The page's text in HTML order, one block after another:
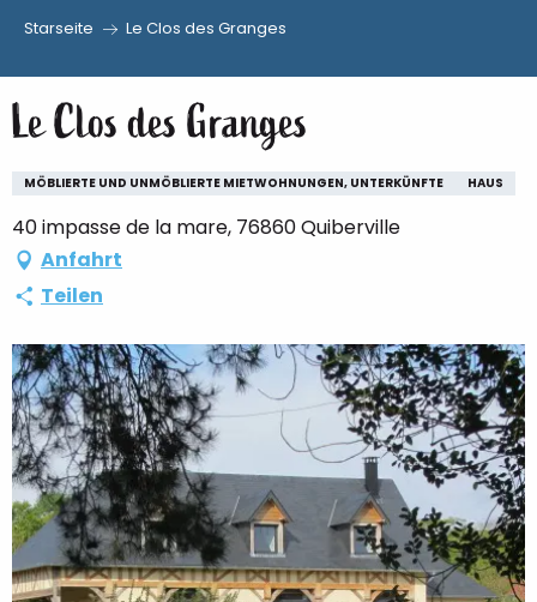
au
contenu
principal
Starseite Le Clos des Granges
Le Clos des Granges
MÖBLIERTE UND UNMÖBLIERTE MIETWOHNUNGEN, UNTERKÜNFTE HAUS
40 impasse de la mare, 76860 Quiberville
Anfahrt
Teilen